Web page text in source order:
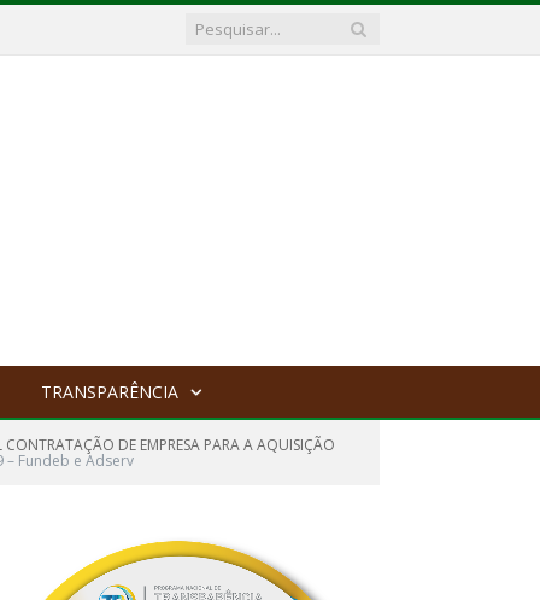
TRANSPARÊNCIA
DE EMPRESA PARA A AQUISIÇÃO
– Fundeb e Adserv